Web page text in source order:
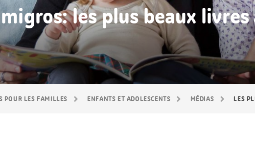
POUR LES FAMILLES ENFANTS ET ADOLESCENTS MÉDIAS LES
les plus beaux